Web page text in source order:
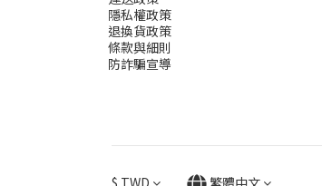
隱私權政策
退換貨政策
條款與細則
防詐騙宣導
$ TWD 繁體中文